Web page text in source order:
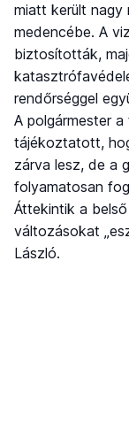
miatt került nagy
medencébe. A
biztosították,
rendőrséggel
A polgármester
tájékoztatott,
zárva lesz, de a
folyamatosan
Áttekintik a
változásokat
László.